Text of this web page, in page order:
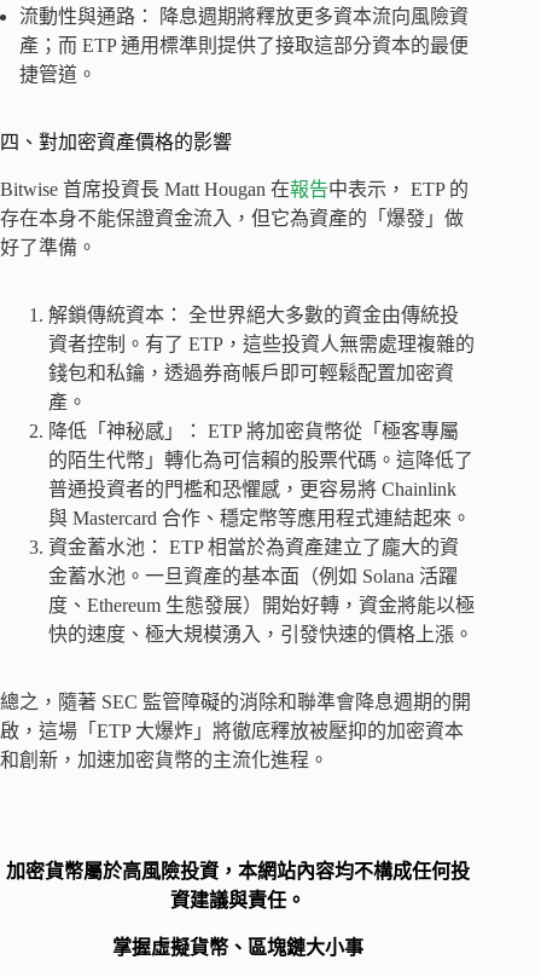
流動性與通路： 降息週期將釋放更多資本流向風險資
產；而 ETP 通用標準則提供了接取這部分資本的最便
捷管道。
四、對加密資產價格的影響
Bitwise 首席投資長 Matt Hougan 在報告中表示， ETP 的
存在本身不能保證資金流入，但它為資產的「爆發」做
好了準備。
解鎖傳統資本： 全世界絕大多數的資金由傳統投
資者控制。有了 ETP，這些投資人無需處理複雜的
錢包和私鑰，透過券商帳戶即可輕鬆配置加密資
產。
降低「神秘感」： ETP 將加密貨幣從「極客專屬
的陌生代幣」轉化為可信賴的股票代碼。這降低了
普通投資者的門檻和恐懼感，更容易將 Chainlink
與 Mastercard 合作、穩定幣等應用程式連結起來。
資金蓄水池： ETP 相當於為資產建立了龐大的資
金蓄水池。一旦資產的基本面（例如 Solana 活躍
度、Ethereum 生態發展）開始好轉，資金將能以極
快的速度、極大規模湧入，引發快速的價格上漲。
總之，隨著 SEC 監管障礙的消除和聯準會降息週期的開
啟，這場「ETP 大爆炸」將徹底釋放被壓抑的加密資本
和創新，加速加密貨幣的主流化進程。
加密貨幣屬於高風險投資，本網站內容均不構成任何投
資建議與責任。
掌握虛擬貨幣、區塊鏈大小事